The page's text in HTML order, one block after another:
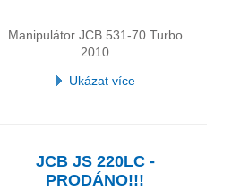
Manipulátor JCB 531-70 Turbo
2010
Ukázat více
JCB JS 220LC -
PRODÁNO!!!